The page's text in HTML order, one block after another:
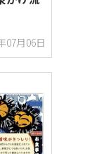
07月06日